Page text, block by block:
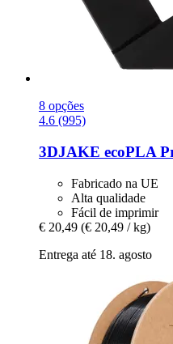
8 opções
4.6 (995)
3DJAKE ecoPLA
Fabricado na UE
Alta qualidade
Fácil de imprimir
€ 20,49 (€ 20,49 / kg)
Entrega até 18. agosto